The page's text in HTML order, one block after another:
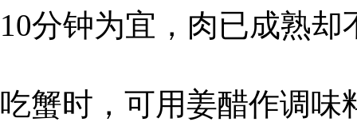
10分钟为宜，肉已成熟却
吃蟹时，可用姜醋作调味